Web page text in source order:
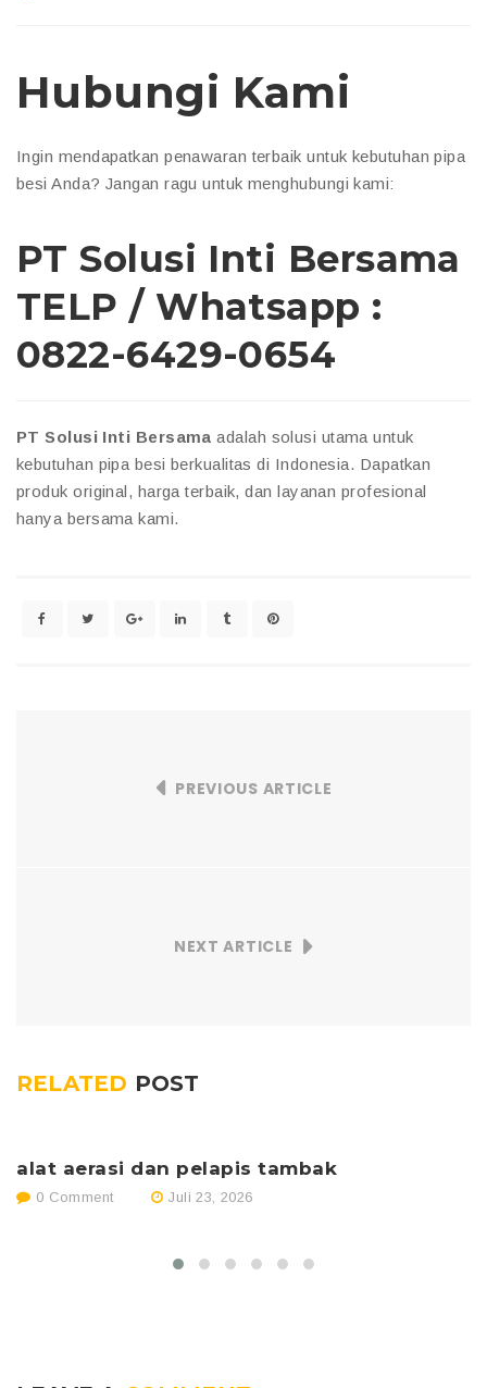
Hubungi Kami
Ingin mendapatkan penawaran terbaik untuk kebutuhan pipa
besi Anda? Jangan ragu untuk menghubungi kami:
PT Solusi Inti Bersama
TELP / Whatsapp :
0822-6429-0654
PT Solusi Inti Bersama adalah solusi utama untuk
kebutuhan pipa besi berkualitas di Indonesia. Dapatkan
produk original, harga terbaik, dan layanan profesional
hanya bersama kami.
PREVIOUS ARTICLE
NEXT ARTICLE
RELATED POST
alat aerasi dan pelapis tambak
0 Comment Juli 23, 2026